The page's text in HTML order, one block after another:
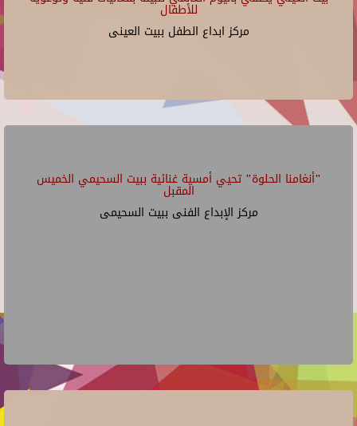
للأطفال
مركز ابداع الطفل ببيت العينى
"أنغامنا الحلوة" تحيي أمسية غنائية ببيت السحيمي الخميس
المقبل
مركز الإبداع الفنى ببيت السحيمى